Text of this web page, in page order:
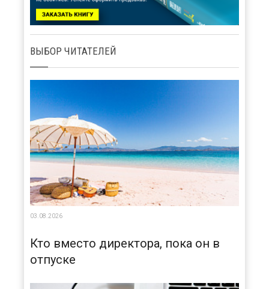
ВЫБОР ЧИТАТЕЛЕЙ
03.08.2026
Кто вместо директора, пока он в
отпуске